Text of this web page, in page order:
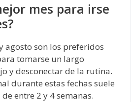
mes para irse
agosto son los preferidos
tomarse un largo
y desconectar de la rutina.
durante estas fechas suele
entre 2 y 4 semanas.